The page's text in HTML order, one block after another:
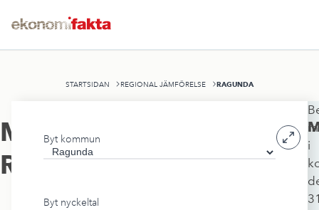
STARTSIDAN REGIONAL JÄMFÖRELSE RAGUNDA
Medelålder
Ragunda
kommun
ligger
Byt kommun
Byt nyckeltal
i